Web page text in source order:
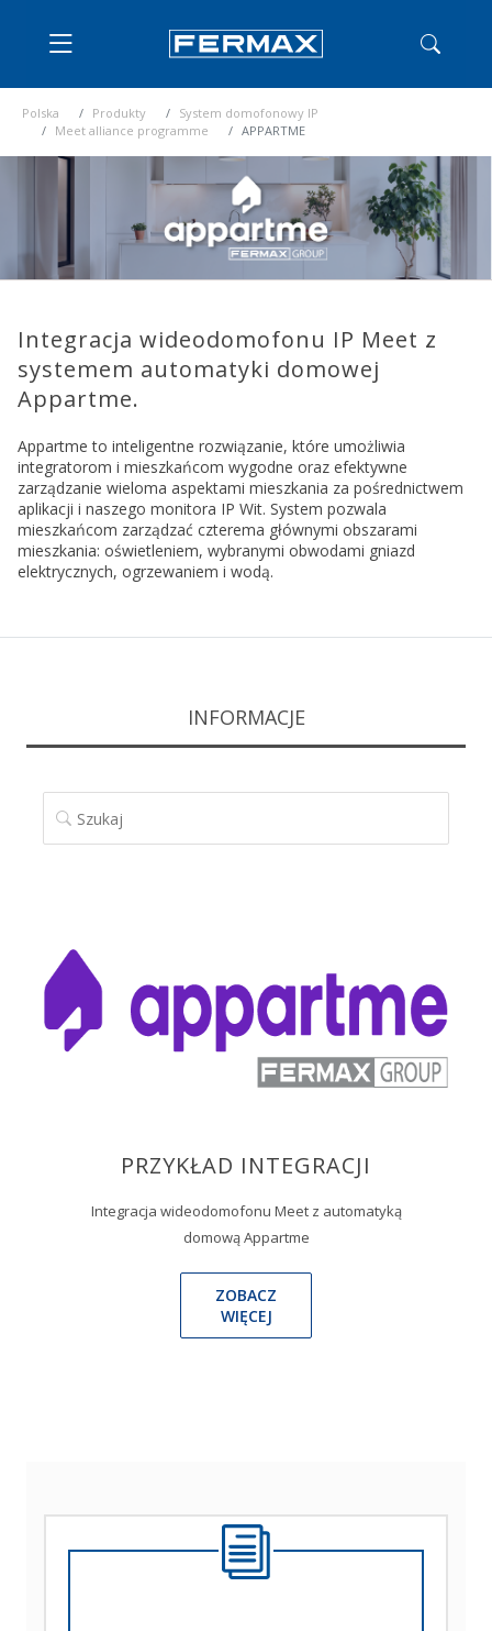
Polska Produkty
System domofonowy IP
Meet alliance programme
APPARTME
Integracja wideodomofonu IP Meet z
systemem automatyki domowej
Appartme.
Appartme to inteligentne rozwiązanie, które umożliwia
integratorom i mieszkańcom wygodne oraz efektywne
zarządzanie wieloma aspektami mieszkania za pośrednictwem
aplikacji i naszego monitora IP Wit. System pozwala
mieszkańcom zarządzać czterema głównymi obszarami
mieszkania: oświetleniem, wybranymi obwodami gniazd
elektrycznych, ogrzewaniem i wodą.
INFORMACJE
SZUKAJ
PRZYKŁAD INTEGRACJI
Integracja wideodomofonu Meet z automatyką
domową Appartme
ZOBACZ
WIĘCEJ